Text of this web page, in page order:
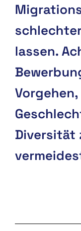
lassen.
Diversität